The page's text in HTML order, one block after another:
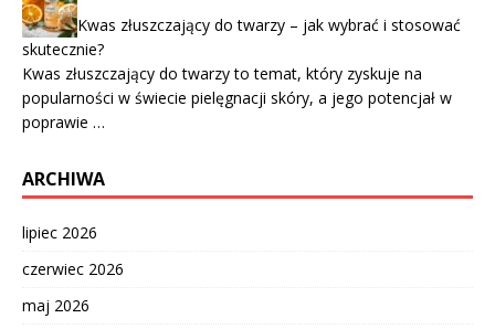
Kwas złuszczający do twarzy – jak wybrać i stosować
skutecznie?
Kwas złuszczający do twarzy to temat, który zyskuje na
popularności w świecie pielęgnacji skóry, a jego potencjał w
poprawie …
ARCHIWA
lipiec 2026
czerwiec 2026
maj 2026